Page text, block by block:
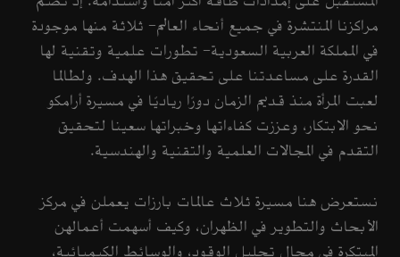
مراكزنا المنتشرة في جميع أنحاء العالم- ثلاثة منها موجودة
في المملكة العربية السعودية- تطورات علمية وتقنية لها
القدرة على مساعدتنا على تحقيق هذا الهدف. ولطالما
لعبت المرأة منذ قديم الزمان دورًا رياديًا في مسيرة أرامكو
نحو الابتكار، وعززت كفاءاتها وخبراتها سعينا لتحقيق
التقدم في المجالات العلمية والتقنية والهندسية.
نستعرض هنا مسيرة ثلاث عالمات بارزات يعملن في مركز
الأبحاث والتطوير في الظهران، وكيف أسهمت أعمالهن
المبتكرة في مجال تحليل الوقود، والوسائط الكيميائية،